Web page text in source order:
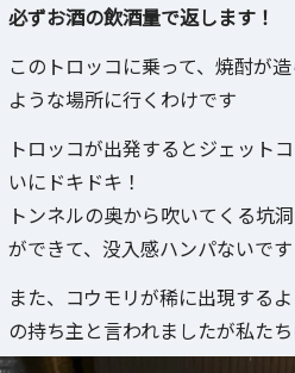
必ずお酒の飲酒量で返します！
このトロッコに乗って、焼酎が
ような場所に行くわけです
トロッコが出発するとジェット
いにドキドキ！
トンネルの奥から吹いてくる坑
ができて、没入感ハンパないです
また、コウモリが稀に出現する
の持ち主と言われましたが私た